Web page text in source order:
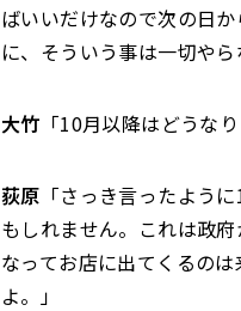
ばいいだけなので次の日
に、そういう事は一切やら
大竹 「10月以降はどうな
荻原 「さっき言ったよう
もしれません。これは政
なってお店に出てくるの
よ。」